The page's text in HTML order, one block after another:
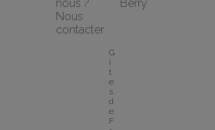
nous ?
Nous
contacter
Berry
G
î
t
e
s
d
e
F